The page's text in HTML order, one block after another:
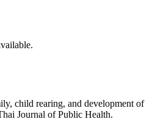
child rearing, and development of
Journal of Public Health.